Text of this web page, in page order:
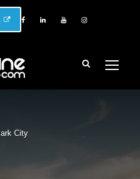
City